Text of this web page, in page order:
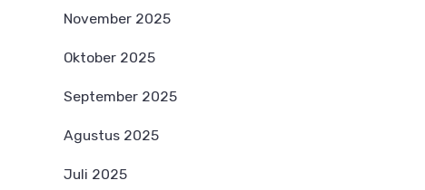
November 2025
Oktober 2025
September 2025
Agustus 2025
Juli 2025